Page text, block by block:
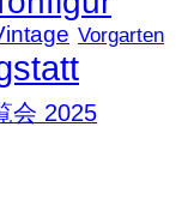
Vorgarten
会 2025